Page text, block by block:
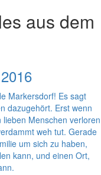
aus dem
Markersdorf! Es sagt
dazugehört. Erst wenn
Menschen verloren
weh tut. Gerade
um sich zu haben,
kann, und einen Ort,